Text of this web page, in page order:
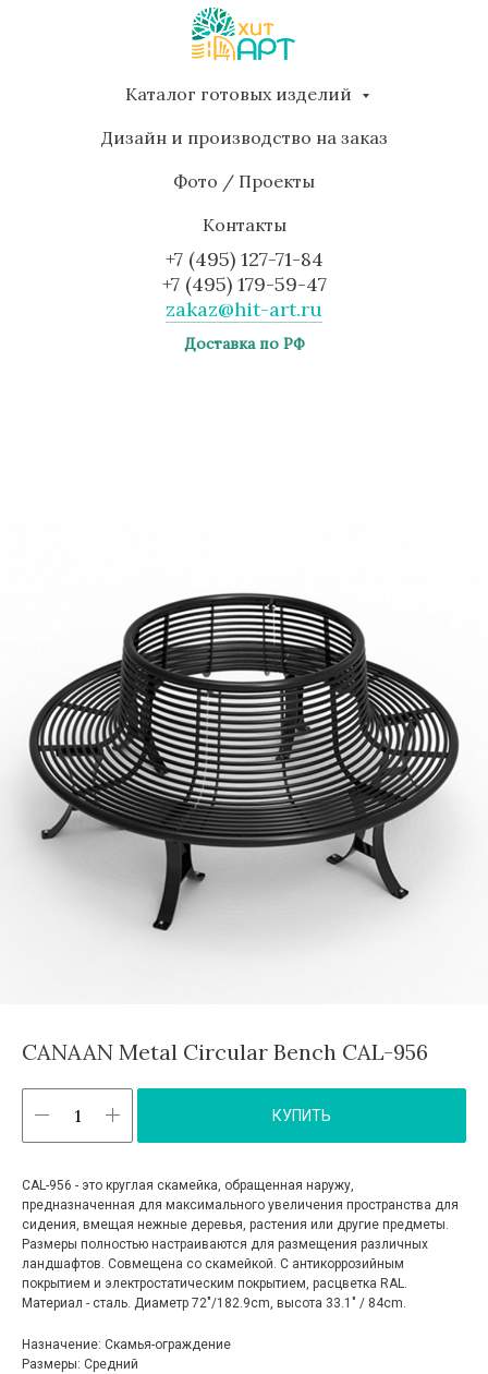
Каталог готовых изделий
Дизайн и производство на заказ
Фото / Проекты
Контакты
+7 (495) 127-71-84
+7 (495) 179-59-47
zakaz@hit-art.ru
Доставка по РФ
CANAAN Metal Circular Bench CAL-956
КУПИТЬ
CAL-956 - это круглая скамейка, обращенная наружу,
предназначенная для максимального увеличения пространства для
сидения, вмещая нежные деревья, растения или другие предметы.
Размеры полностью настраиваются для размещения различных
ландшафтов. Совмещена со скамейкой. С антикоррозийным
покрытием и электростатическим покрытием, расцветка RAL.
Материал - сталь. Диаметр 72″/182.9cm, высота 33.1″ / 84cm.
Назначение: Скамья-ограждение
Размеры: Средний